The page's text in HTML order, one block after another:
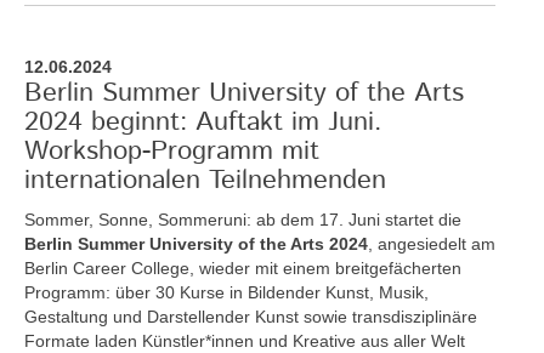
12.06.2024
Berlin Summer University of the Arts
2024 beginnt: Auftakt im Juni.
Workshop-Programm mit
internationalen Teilnehmenden
Sommer, Sonne, Sommeruni: ab dem 17. Juni startet die
Berlin Summer University of the Arts 2024 , angesiedelt am
Berlin Career College, wieder mit einem breitgefächerten
Programm: über 30 Kurse in Bildender Kunst, Musik,
Gestaltung und Darstellender Kunst sowie transdisziplinäre
Formate laden Künstler*innen und Kreative aus aller Welt